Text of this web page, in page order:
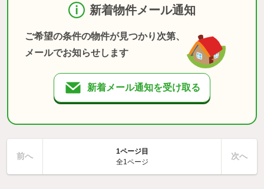
新着物件メール通知
ご希望の条件の物件が見つかり次第、
メールでお知らせします
新着メール通知を受け取る
前へ
1ページ目
全1ページ
次へ